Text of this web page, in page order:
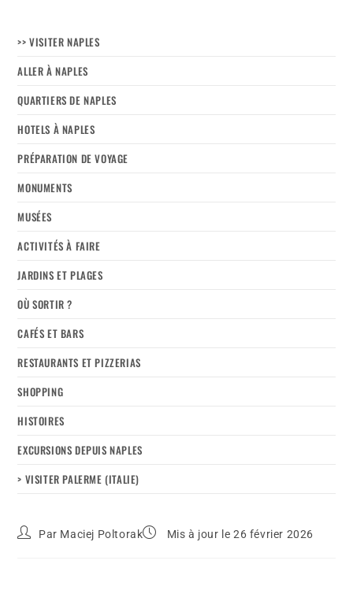
>> VISITER NAPLES
ALLER À NAPLES
QUARTIERS DE NAPLES
HOTELS À NAPLES
PRÉPARATION DE VOYAGE
MONUMENTS
MUSÉES
ACTIVITÉS À FAIRE
JARDINS ET PLAGES
OÙ SORTIR ?
CAFÉS ET BARS
RESTAURANTS ET PIZZERIAS
SHOPPING
HISTOIRES
EXCURSIONS DEPUIS NAPLES
> VISITER PALERME (ITALIE)
Par Maciej Poltorak Mis à jour le 26 février 2026